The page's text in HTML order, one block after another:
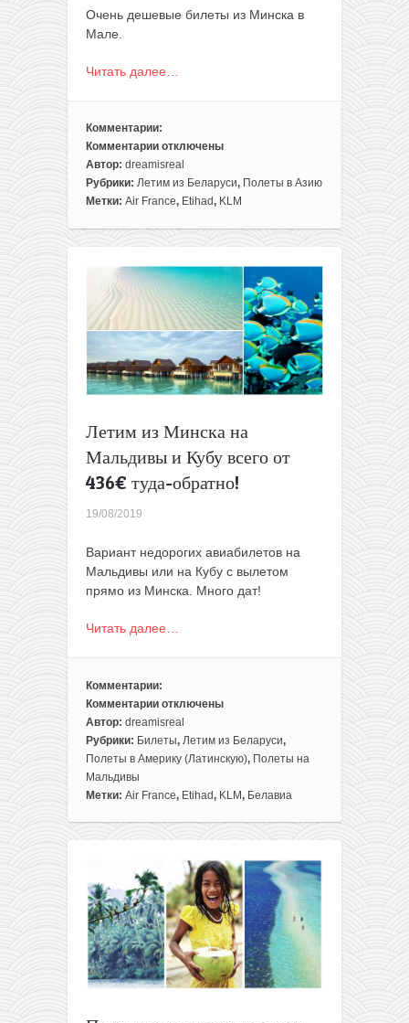
Очень дешевые билеты из Минска в
Мале.
Читать далее…
Комментарии:
Комментарии
к
записи
Рекорд!
—
248€
туда-
обратно!
(декабрь)
отключены
Автор: dreamisreal
Рубрики: Летим из Беларуси, Полеты в Азию
Метки: Air France, Etihad, KLM
Летим из Минска на
Мальдивы и Кубу всего от
436€ туда-обратно!
19/08/2019
Вариант недорогих авиабилетов на
Мальдивы или на Кубу с вылетом
прямо из Минска. Много дат!
Читать далее…
Комментарии:
Комментарии
к
записи
Летим
из
Минска
всего
от
436€
туда-
обратно!
отключены
Автор: dreamisreal
Рубрики: Билеты, Летим из Беларуси,
Полеты в Америку (Латинскую), Полеты на
Мальдивы
Метки: Air France, Etihad, KLM, Белавиа